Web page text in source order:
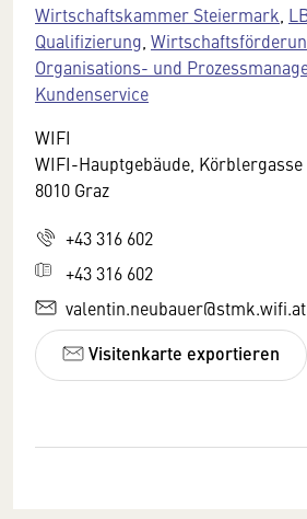
Wirtschaftskammer Steiermark
Qualifizierung
Organisations- und
Kundenservice
WIFI
WIFI-Hauptgebäude, Körblergasse
8010 Graz
+43 316 602
+43 316 602
valentin.neubauer@stmk.wifi.at
Visitenkarte exportieren